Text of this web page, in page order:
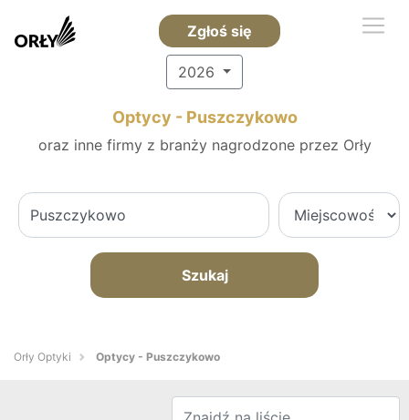
Zgłoś się
2026
Optycy - Puszczykowo
oraz inne firmy z branży nagrodzone przez Orły
Szukaj
Orły Optyki Optycy - Puszczykowo